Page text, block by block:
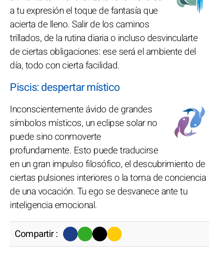
a tu expresión el toque de fantasía que
acierta de lleno. Salir de los caminos
trillados, de la rutina diaria o incluso desvincularte
de ciertas obligaciones: ese será el ambiente del
día, todo con cierta facilidad.
Piscis: despertar místico
Inconscientemente ávido de grandes
símbolos místicos, un eclipse solar no
puede sino conmoverte
profundamente. Esto puede traducirse
en un gran impulso filosófico, el descubrimiento de
ciertas pulsiones interiores o la toma de conciencia
de una vocación. Tu ego se desvanece ante tu
inteligencia emocional.
Compartir :